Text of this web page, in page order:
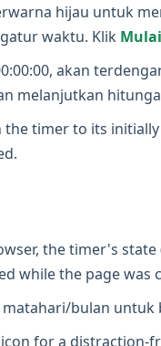
hijau untuk
waktu. Klik Mulai
akan
melanjutkan
timer to its
the timer's
while the page was
bulan
for a distraction-